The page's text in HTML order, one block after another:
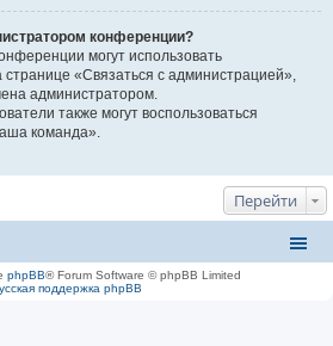
конференции?
могут использовать
«Связаться с администрацией»,
администратором.
также могут воспользоваться
команда».
Перейти
phpBB® Forum Software © phpBB Limited
поддержка phpBB